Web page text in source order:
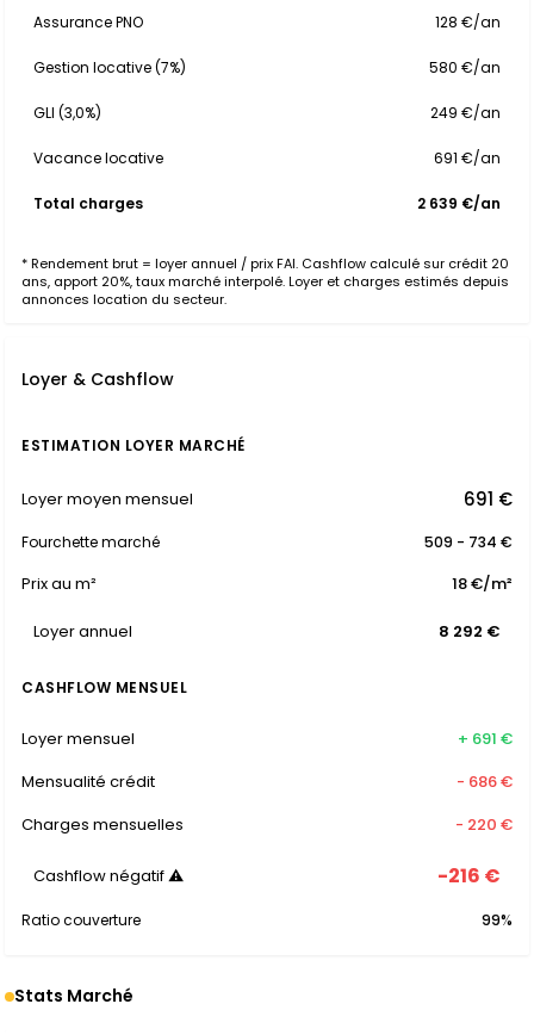
Assurance PNO 128 €/an
Gestion locative (7%) 580 €/an
GLI (3,0%) 249 €/an
Vacance locative 691 €/an
Total charges 2 639 €/an
* Rendement brut = loyer annuel / prix FAI. Cashflow calculé sur crédit 20
ans, apport 20%, taux marché interpolé. Loyer et charges estimés depuis
annonces location du secteur.
Loyer & Cashflow
ESTIMATION LOYER MARCHÉ
Loyer moyen mensuel 691 €
Fourchette marché 509 - 734 €
Prix au m² 18 €/m²
Loyer annuel 8 292 €
CASHFLOW MENSUEL
Loyer mensuel
+ 691 €
Mensualité crédit
- 686 €
Charges mensuelles
- 220 €
Cashflow négatif ⚠ -216 €
Ratio couverture 99%
Stats Marché